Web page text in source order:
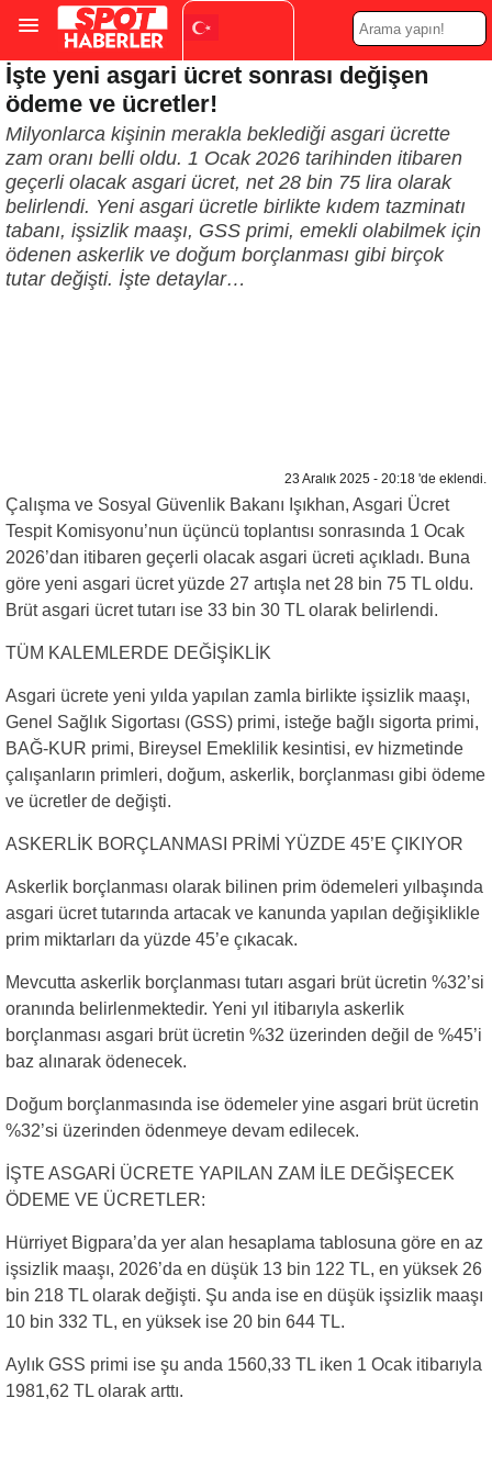
Turkish ▼
İşte yeni asgari ücret sonrası değişen
ödeme ve ücretler!
Milyonlarca kişinin merakla beklediği asgari ücrette
zam oranı belli oldu. 1 Ocak 2026 tarihinden itibaren
geçerli olacak asgari ücret, net 28 bin 75 lira olarak
belirlendi. Yeni asgari ücretle birlikte kıdem tazminatı
tabanı, işsizlik maaşı, GSS primi, emekli olabilmek için
ödenen askerlik ve doğum borçlanması gibi birçok
tutar değişti. İşte detaylar…
23 Aralık 2025 - 20:18 'de eklendi.
Çalışma ve Sosyal Güvenlik Bakanı Işıkhan, Asgari Ücret
Tespit Komisyonu’nun üçüncü toplantısı sonrasında 1 Ocak
2026’dan itibaren geçerli olacak asgari ücreti açıkladı. Buna
göre yeni asgari ücret yüzde 27 artışla net 28 bin 75 TL oldu.
Brüt asgari ücret tutarı ise 33 bin 30 TL olarak belirlendi.
TÜM KALEMLERDE DEĞİŞİKLİK
Asgari ücrete yeni yılda yapılan zamla birlikte işsizlik maaşı,
Genel Sağlık Sigortası (GSS) primi, isteğe bağlı sigorta primi,
BAĞ-KUR primi, Bireysel Emeklilik kesintisi, ev hizmetinde
çalışanların primleri, doğum, askerlik, borçlanması gibi ödeme
ve ücretler de değişti.
ASKERLİK BORÇLANMASI PRİMİ YÜZDE 45’E ÇIKIYOR
Askerlik borçlanması olarak bilinen prim ödemeleri yılbaşında
asgari ücret tutarında artacak ve kanunda yapılan değişiklikle
prim miktarları da yüzde 45’e çıkacak.
Mevcutta askerlik borçlanması tutarı asgari brüt ücretin %32’si
oranında belirlenmektedir. Yeni yıl itibarıyla askerlik
borçlanması asgari brüt ücretin %32 üzerinden değil de %45’i
baz alınarak ödenecek.
Doğum borçlanmasında ise ödemeler yine asgari brüt ücretin
%32’si üzerinden ödenmeye devam edilecek.
İŞTE ASGARİ ÜCRETE YAPILAN ZAM İLE DEĞİŞECEK
ÖDEME VE ÜCRETLER:
Hürriyet Bigpara’da yer alan hesaplama tablosuna göre en az
işsizlik maaşı, 2026’da en düşük 13 bin 122 TL, en yüksek 26
bin 218 TL olarak değişti. Şu anda ise en düşük işsizlik maaşı
10 bin 332 TL, en yüksek ise 20 bin 644 TL.
Aylık GSS primi ise şu anda 1560,33 TL iken 1 Ocak itibarıyla
1981,62 TL olarak arttı.